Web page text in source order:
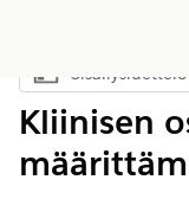
Näytä
Sisällysluettelo
Kliinisen